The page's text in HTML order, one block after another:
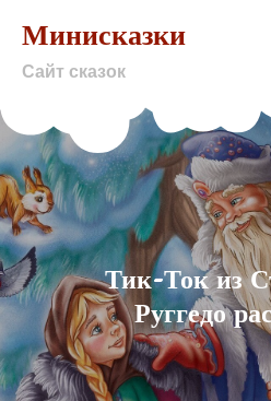
content
Минисказки
Сайт сказок
Тик-Ток из
Руггедо